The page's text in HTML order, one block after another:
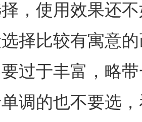
，使用效果还
择比较有寓意
过于丰富，略
调的也不要选